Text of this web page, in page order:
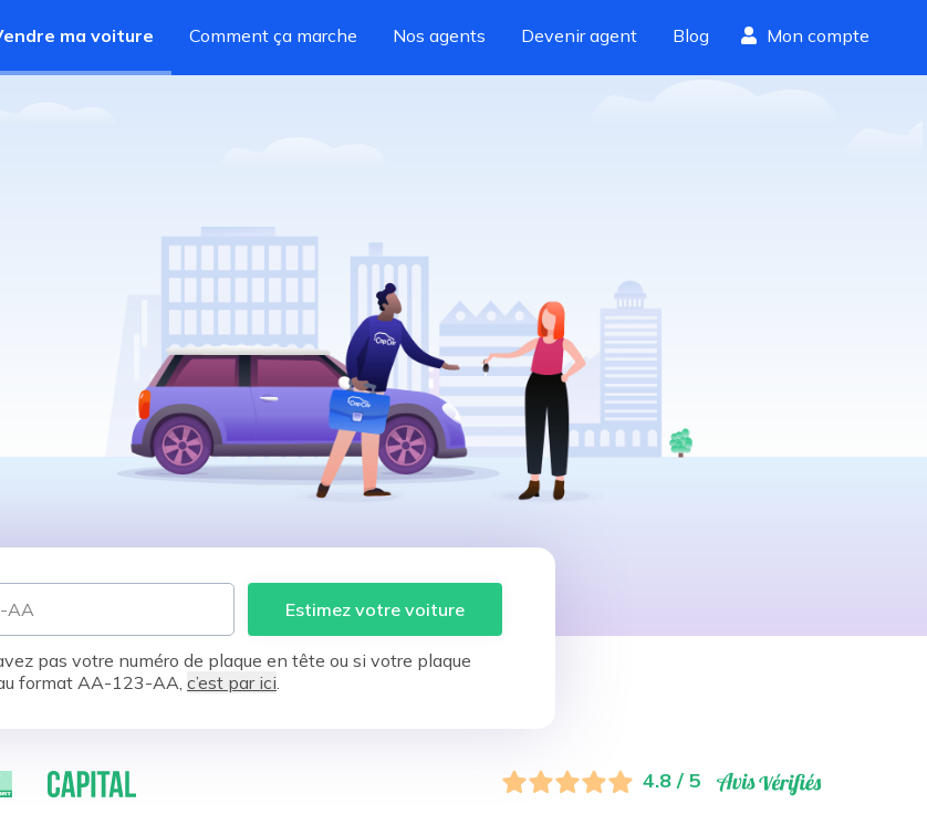
ma voiture Comment ça marche Nos agents Devenir agent Blog Mon compte
Estimez votre voiture
pas votre numéro de plaque en tête ou si votre plaque
format AA-123-AA, c’est par ici.
4.8 / 5